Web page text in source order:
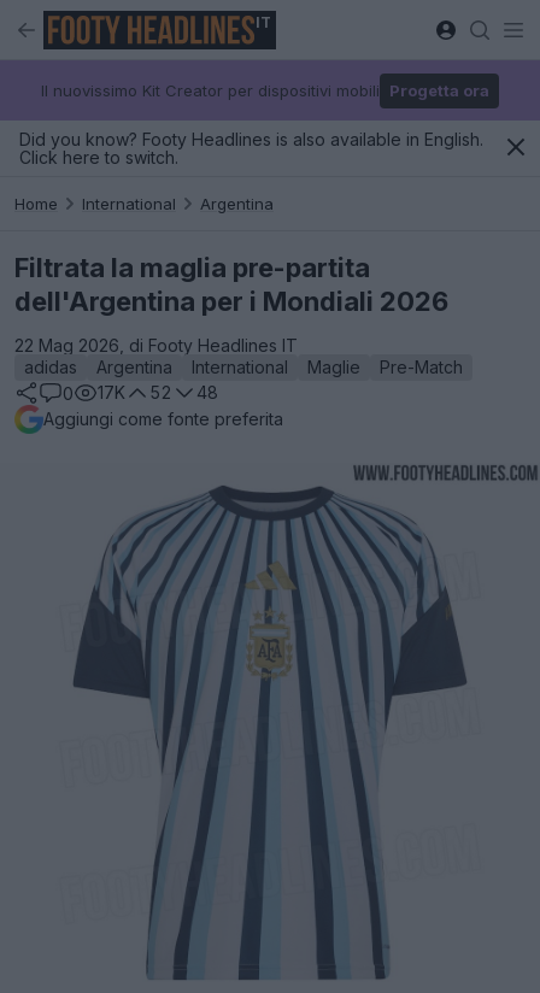
IT
Il nuovissimo Kit Creator per dispositivi mobili Progetta ora
Did you know? Footy Headlines is also available in English.
Click here to switch.
Home International Argentina
Filtrata la maglia pre-partita
dell'Argentina per i Mondiali 2026
22 Mag 2026, di Footy Headlines IT
adidas
Argentina International Maglie
Pre-Match
0
17K 52
48
Aggiungi come fonte preferita